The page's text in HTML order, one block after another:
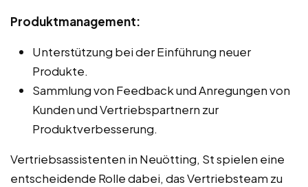
Produktmanagement:
Unterstützung bei der Einführung neuer
Produkte.
Sammlung von Feedback und Anregungen von
Kunden und Vertriebspartnern zur
Produktverbesserung.
Vertriebsassistenten in Neuötting, St spielen eine
entscheidende Rolle dabei, das Vertriebsteam zu